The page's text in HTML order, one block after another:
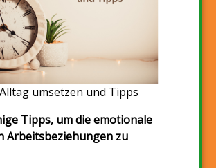
umsetzen und Tipps
Tipps, um die emotionale
Arbeitsbeziehungen zu